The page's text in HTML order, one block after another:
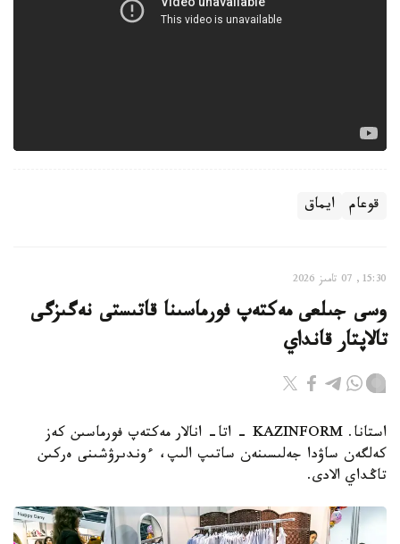
قوعام ايماق
15:30, 07 تامىز 2026
وسى جىلعى مەكتەپ فورماسىنا قاتىستى نەگىزگى
تالاپتار قانداي
استانا. KAZINFORM - اتا- انالار مەكتەپ فورماسىن كەز
كەلگەن ساۋدا جەلىسىنەن ساتىپ الىپ، ءوندىرۋشىنى ەركىن
تاڭداي الادى.